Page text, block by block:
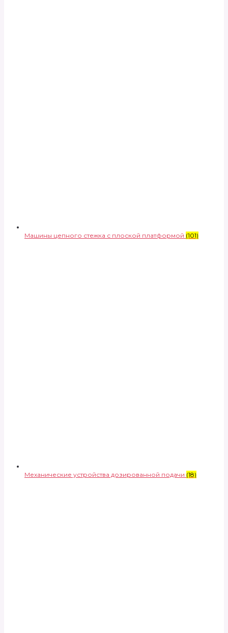
Машины цепного стежка с плоской платформой (101)
Механические устройства дозированной подачи (18)